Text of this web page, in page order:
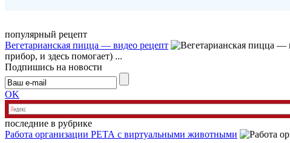
популярный рецепт
Вегетарианская пицца — видео рецепт
прибор, и здесь помогает) ...
Подпишись на новости
OK
последние в рубрике
Работа организации РЕТА с виртуальными животными